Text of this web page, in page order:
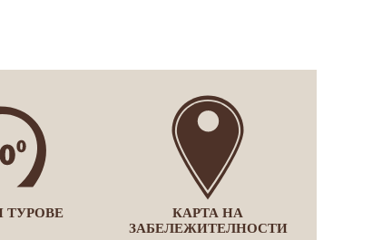
ТУРОВЕ
КАРТА НА
ЗАБЕЛЕЖИТЕЛНОСТИ